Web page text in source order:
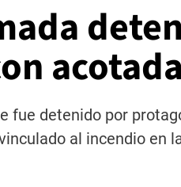
fue detenido por
al incendio en